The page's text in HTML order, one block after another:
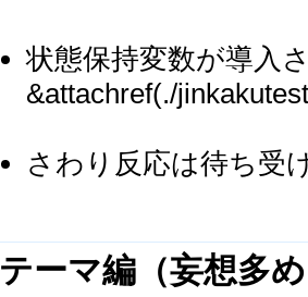
状態保持変数が導入
&attachref(./
さわり反応は待ち受
テーマ編（妄想多